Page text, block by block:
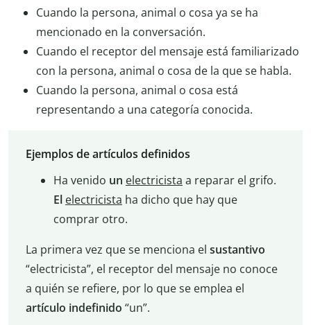
Cuando la persona, animal o cosa ya se ha
mencionado en la conversación.
Cuando el receptor del mensaje está familiarizado
con la persona, animal o cosa de la que se habla.
Cuando la persona, animal o cosa está
representando a una categoría conocida.
Ejemplos de artículos definidos
Ha venido un electricista a reparar el grifo.
El electricista ha dicho que hay que
comprar otro.
La primera vez que se menciona el sustantivo
“electricista”, el receptor del mensaje no conoce
a quién se refiere, por lo que se emplea el
artículo indefinido “un”.